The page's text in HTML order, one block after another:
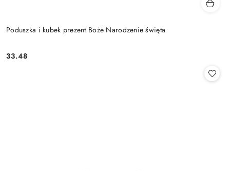
Poduszka i kubek prezent Boże Narodzenie święta
Cena:
33.48